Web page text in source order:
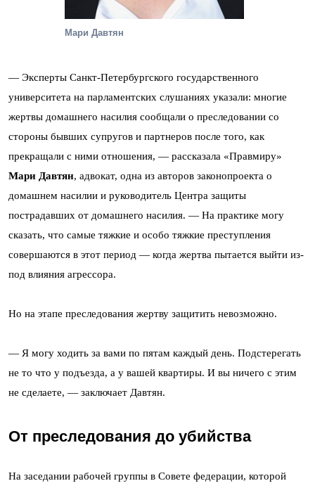
Мари Давтян
— Эксперты Санкт-Петербургского государственного
университета на парламентских слушаниях указали: многие
жертвы домашнего насилия сообщали о преследовании со
стороны бывших супругов и партнеров после того, как
прекращали с ними отношения, — рассказала «Правмиру»
Мари Давтян, адвокат, одна из авторов законопроекта о
домашнем насилии и руководитель Центра защиты
пострадавших от домашнего насилия. — На практике могу
сказать, что самые тяжкие и особо тяжкие преступления
совершаются в этот период — когда жертва пытается выйти из-
под влияния агрессора.
Но на этапе преследования жертву защитить невозможно.
— Я могу ходить за вами по пятам каждый день. Подстерегать
не то что у подъезда, а у вашей квартиры. И вы ничего с этим
не сделаете, — заключает Давтян.
От преследования до убийства
На заседании рабочей группы в Совете федерации, которой